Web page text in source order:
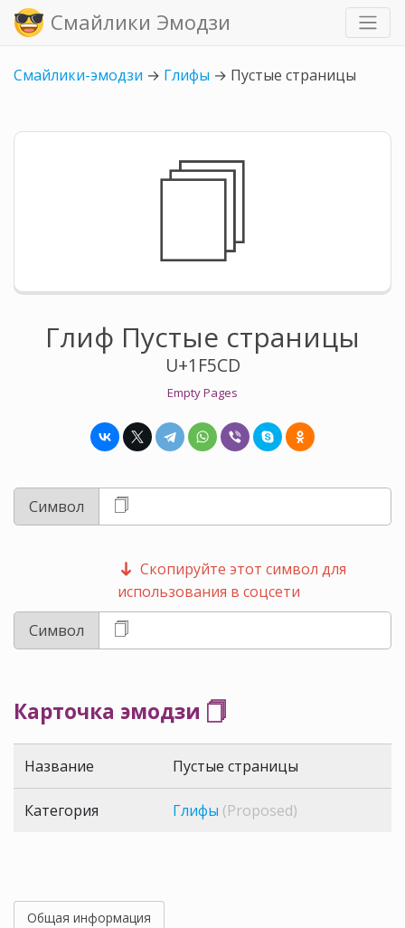
Смайлики Эмодзи
Смайлики-эмодзи → Глифы → Пустые страницы
🗍
Глиф Пустые страницы
U+1F5CD
Empty Pages
Символ
Скопируйте этот символ для
использования в соцсети
Символ
Карточка эмодзи 🗍
Название Пустые страницы
Категория Глифы (Proposed)
Общая информация